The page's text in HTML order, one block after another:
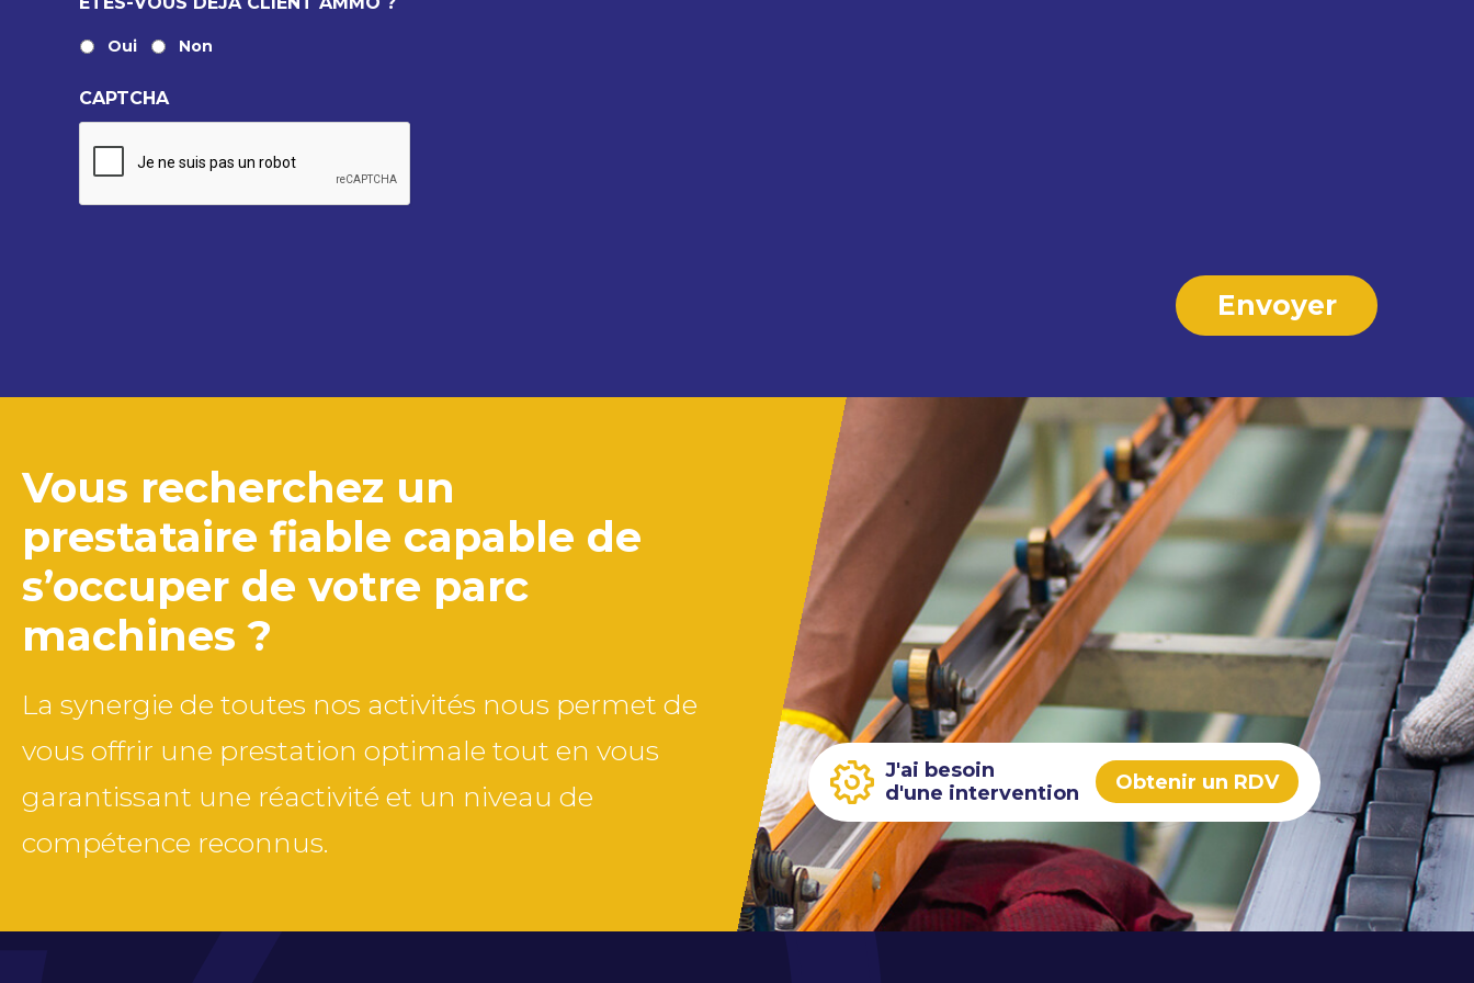
Oui Non
CAPTCHA
Vous recherchez un
prestataire fiable capable de
s’occuper de votre parc
machines ?
La synergie de toutes nos activités nous permet de
vous offrir une prestation optimale tout en vous
garantissant une réactivité et un niveau de
compétence reconnus.
J'ai besoin
d'une intervention
Obtenir un RDV